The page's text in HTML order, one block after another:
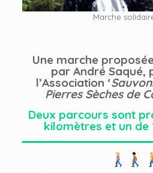
Marche
Une marche
par André Saqué,
l’Association ‘
Pierres Sèches de
Deux parcours sont
kilomètres et un de